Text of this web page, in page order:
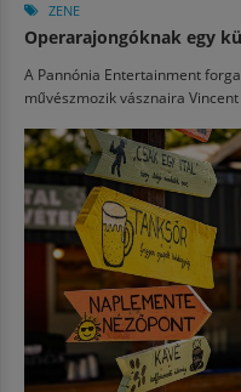
ZENE
Operarajongóknak egy
A Pannónia Entertainment
művészmozik vásznaira Vincent